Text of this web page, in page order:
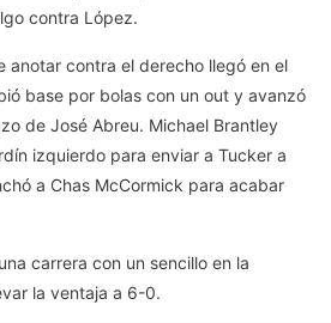
contra López.
anotar contra el derecho llegó en el
base por bolas con un out y avanzó
de José Abreu. Michael Brantley
izquierdo para enviar a Tucker a
a Chas McCormick para acabar
carrera con un sencillo en la
la ventaja a 6-0.